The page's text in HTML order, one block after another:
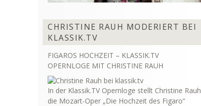
CHRISTINE RAUH MODERIERT BEI
KLASSIK.TV
FIGAROS HOCHZEIT – KLASSIK.TV
OPERNLOGE MIT CHRISTINE RAUH
In der Klassik.TV Opernloge stellt Christine Rauh
die Mozart-Oper „Die Hochzeit des Figaro“